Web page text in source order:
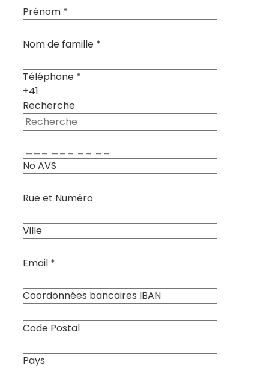
Prénom *
Nom de famille *
Téléphone *
+41
Recherche
No AVS
Rue et Numéro
Ville
Email *
Coordonnées bancaires IBAN
Code Postal
Pays